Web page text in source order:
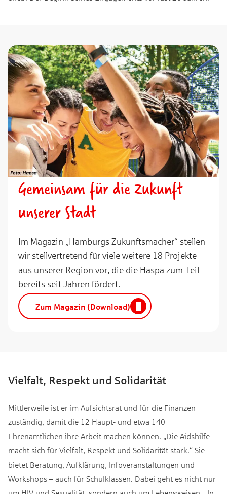
Gemeinsam für die Zukunft
unserer Stadt
Im Magazin „Hamburgs Zukunftsmacher“ stellen
wir stellvertretend für viele weitere 18 Projekte
aus unserer Region vor, die die Haspa zum Teil
bereits seit Jahren fördert.
Zum Magazin (Download)
Vielfalt, Respekt und Solidarität
Mittlerweile ist er im Aufsichtsrat und für die Finanzen
zuständig, damit die 12 Haupt- und etwa 140
Ehrenamtlichen ihre Arbeit machen können. „Die Aidshilfe
macht sich für Vielfalt, Respekt und Solidarität stark.“ Sie
bietet Beratung, Aufklärung, Infoveranstaltungen und
Workshops – auch für Schulklassen. Dabei geht es nicht nur